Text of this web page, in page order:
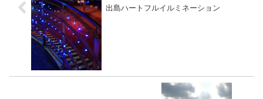
出島ハートフルイルミネーション